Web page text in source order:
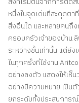
หนึ่งในจุดเด่นที่สะดุดต
สิ่งอื่นใด และหลายคนถึ
ครอบครัวเจ้าของบ้าน
ระหว่างชั้นเท่านั้น แต่ยั
ในทุกครั้งที่ใช้งาน
อย่างลงตัว แสดงให้เห็
อย่างมีความหมาย เป็น
ยกระดับทั้งประสบการ